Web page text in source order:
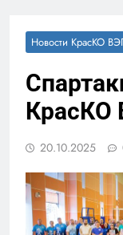
Новости КрасКО
КрасКО
20.10.2025